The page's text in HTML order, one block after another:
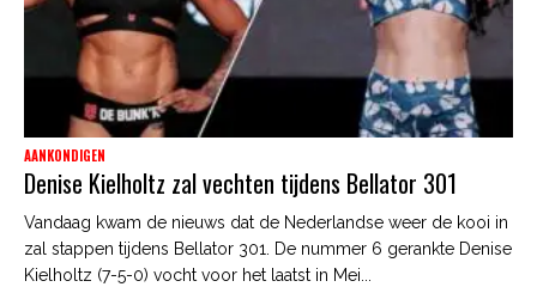
AANKONDIGEN
Denise Kielholtz zal vechten tijdens Bellator 301
Vandaag kwam de nieuws dat de Nederlandse weer de kooi in
zal stappen tijdens Bellator 301. De nummer 6 gerankte Denise
Kielholtz (7-5-0) vocht voor het laatst in Mei...